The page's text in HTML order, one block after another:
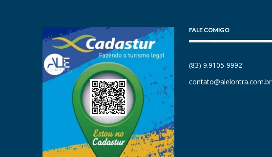
FALE COMIGO
(83) 9.9105-9992
contato@alelontra.com.br